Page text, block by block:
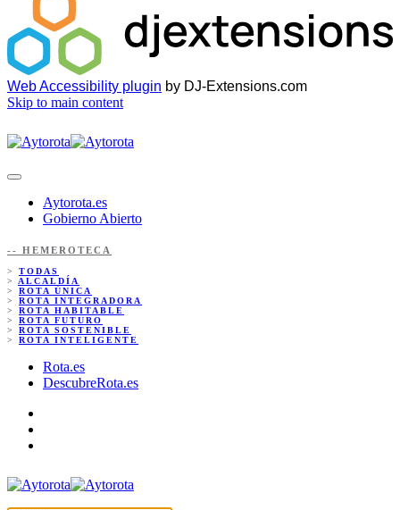
Web Accessibility plugin by DJ-Extensions.com
Skip to main content
Aytorota.es
Gobierno Abierto
-- HEMEROTECA
> TODAS
> ALCALDÍA
> ROTA ÚNICA
> ROTA INTEGRADORA
> ROTA HABITABLE
> ROTA FUTURO
> ROTA SOSTENIBLE
> ROTA INTELIGENTE
Rota.es
DescubreRota.es